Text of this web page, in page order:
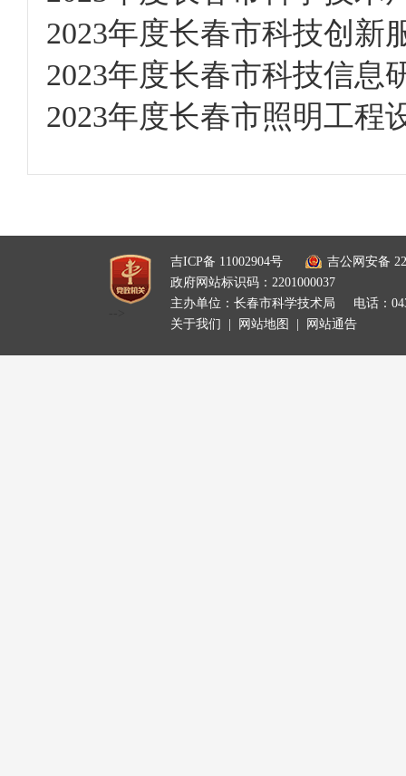
2023年度长春市科技创新
2023年度长春市科技信息
2023年度长春市照明工程
吉ICP备 11002904号
吉公网安备
政府网站标识码：2201000037
主办单位：长春市科学技术局
电话：
关于我们
网站地图 网站通告